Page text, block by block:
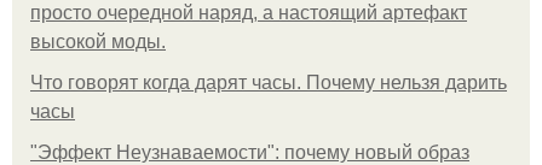
просто очередной наряд, а настоящий артефакт
высокой моды.
Что говорят когда дарят часы. Почему нельзя дарить
часы
"Эффект Неузнаваемости": почему новый образ